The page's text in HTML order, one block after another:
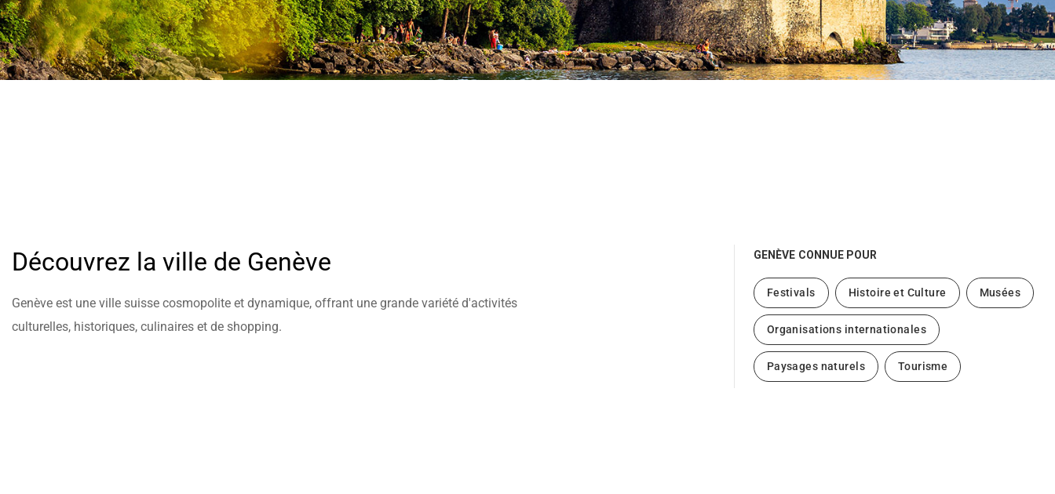
help
you
navigate
and
interact
with
the
Découvrez la ville de Genève
Genève est une ville suisse cosmopolite et dynamique, offrant une grande variété d'activités
culturelles, historiques, culinaires et de shopping.
GENÈVE CONNUE POUR
Festivals Histoire et Culture Musées
Organisations internationales
Paysages naturels Tourisme